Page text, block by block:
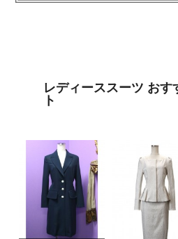
レディーススーツ おす
ト